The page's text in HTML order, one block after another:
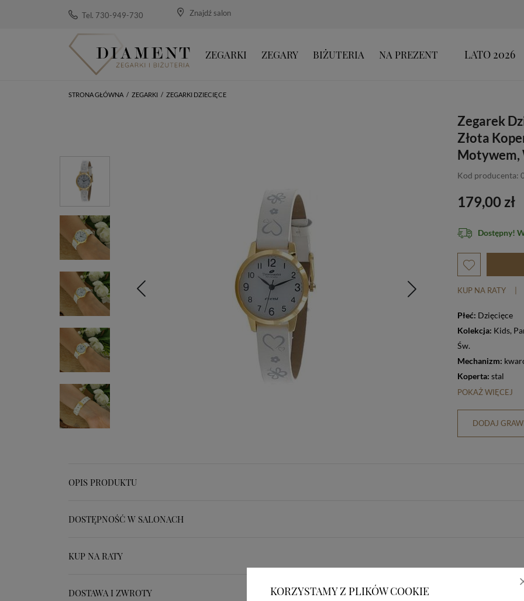
KORZYSTAMY Z PLIKÓW COOKIE
Tel. 730-949-730 Znajdź salon
ZEGARKI ZEGARY BIŻUTERIA NA PREZENT LATO 2026
STRONA GŁÓWNA / ZEGARKI / ZEGARKI DZIECIĘCE
Zegarek
Złota
Motywem,
Kod producenta:
179,00 zł
Dostępny!
KUP NA RATY
Płeć: Dzięcięce
Kolekcja: Kids,
Św.
Mechanizm:
Koperta: stal
POKAŻ WIĘCEJ
DODAJ
OPIS PRODUKTU
DOSTĘPNOŚĆ W SALONACH
KUP NA RATY
DOSTAWA I ZWROTY